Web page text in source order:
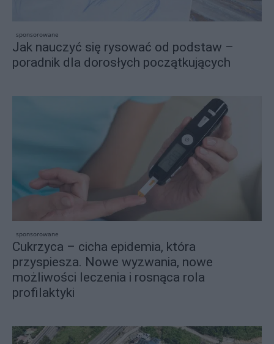
sponsorowane
Jak nauczyć się rysować od podstaw –
poradnik dla dorosłych początkujących
sponsorowane
Cukrzyca – cicha epidemia, która
przyspiesza. Nowe wyzwania, nowe
możliwości leczenia i rosnąca rola
profilaktyki